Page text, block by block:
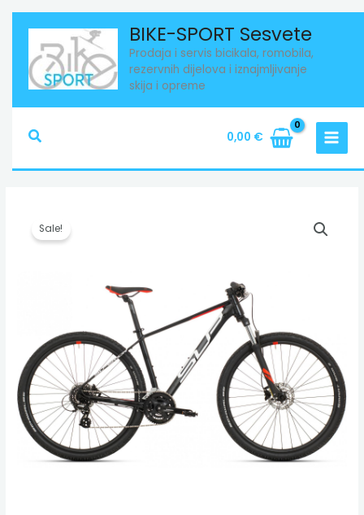
content
BIKE-SPORT Sesvete
Prodaja i servis bicikala, romobila,
rezervnih dijelova i iznajmljivanje
skija i opreme
Search 0,00 €
Sale!
bila
650,00 €.
499,00 €.